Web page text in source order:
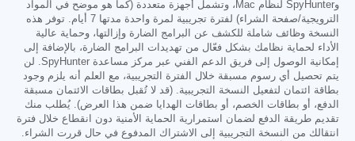
وSpyHunter لنظام Mac، وتشمل أجهزة متعددة (كما هو موضح في المواد
الترويجية/صفحة الشراء) لفترة تجريبية لمرة واحدة مدتها 7 أيام. توفر هذه
النسخة وظائف شاملة للكشف عن البرامج الضارة وإزالتها، وحماية عالية
الأداء لحماية نظامك بشكل فعّال من تهديدات البرامج الضارة، بالإضافة إلى
إمكانية الوصول إلى فريق الدعم الفني عبر مركز مساعدة SpyHunter. لن
يتم تحصيل أي رسوم مسبقة خلال الفترة التجريبية، مع العلم أنه يلزم وجود
بطاقة ائتمان لتفعيل النسخة التجريبية. (قد لا تُقبل بطاقات الائتمان مسبقة
الدفع، أو بطاقات الخصم، أو بطاقات الهدايا ضمن هذا العرض). يُطلب منك
تقديم طريقة الدفع لضمان استمرارية الحماية الأمنية دون انقطاع خلال فترة
انتقالك من النسخة التجريبية إلى الاشتراك المدفوع في حال قررت الشراء.